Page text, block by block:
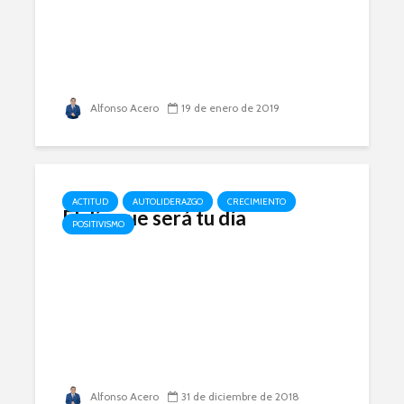
Alfonso Acero 19 de enero de 2019
ACTITUD AUTOLIDERAZGO
CRECIMIENTO
POSITIVISMO
El día que será tu día
Alfonso Acero 31 de diciembre de 2018